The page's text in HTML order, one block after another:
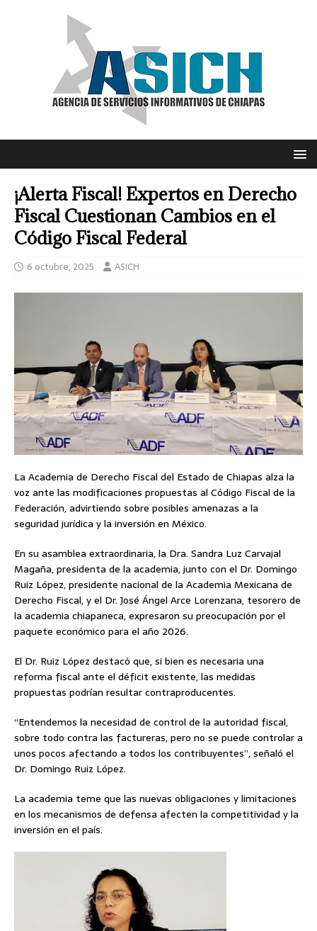
¡Alerta Fiscal! Expertos en Derecho
Fiscal Cuestionan Cambios en el
Código Fiscal Federal
6 octubre, 2025 ASICH
La Academia de Derecho Fiscal del Estado de Chiapas alza la
voz ante las modificaciones propuestas al Código Fiscal de la
Federación, advirtiendo sobre posibles amenazas a la
seguridad jurídica y la inversión en México.
En su asamblea extraordinaria, la Dra. Sandra Luz Carvajal
Magaña, presidenta de la academia, junto con el Dr. Domingo
Ruiz López, presidente nacional de la Academia Mexicana de
Derecho Fiscal, y el Dr. José Ángel Arce Lorenzana, tesorero de
la academia chiapaneca, expresaron su preocupación por el
paquete económico para el año 2026.
El Dr. Ruiz López destacó que, si bien es necesaria una
reforma fiscal ante el déficit existente, las medidas
propuestas podrían resultar contraproducentes.
“Entendemos la necesidad de control de la autoridad fiscal,
sobre todo contra las factureras, pero no se puede controlar a
unos pocos afectando a todos los contribuyentes”, señaló el
Dr. Domingo Ruiz López.
La academia teme que las nuevas obligaciones y limitaciones
en los mecanismos de defensa afecten la competitividad y la
inversión en el país.